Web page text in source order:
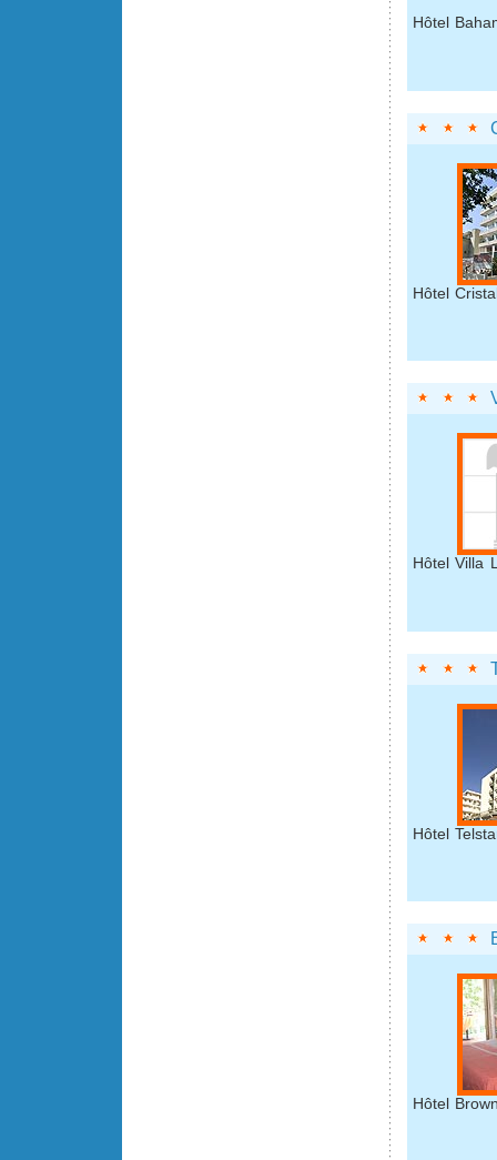
Hôtel
Hôtel
Hôtel Villa
Hôtel
Hôtel